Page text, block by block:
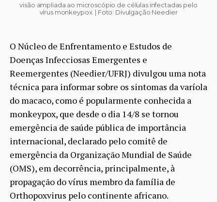
visão ampliada ao microscópio de células infectadas pelo
vírus monkeypox. | Foto: Divulgação Needier
O Núcleo de Enfrentamento e Estudos de
Doenças Infecciosas Emergentes e
Reemergentes (Needier/UFRJ) divulgou uma nota
técnica para informar sobre os sintomas da varíola
do macaco, como é popularmente conhecida a
monkeypox, que desde o dia 14/8 se tornou
emergência de saúde pública de importância
internacional, declarado pelo comitê de
emergência da Organização Mundial de Saúde
(OMS), em decorrência, principalmente, à
propagação do vírus membro da família de
Orthopoxvirus pelo continente africano.